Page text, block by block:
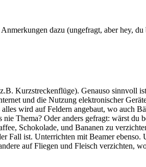
dazu (ungefragt, aber hey,
Kurzstreckenflüge). Genauso sinnvoll
und die Nutzung elektronischer
wird auf Feldern angebaut, wo auch
Thema? Oder anders gefragt: wärst du
Schokolade, und Bananen zu
ist. Unterrichten mit Beamer
auf Fliegen und Fleisch verzichten,